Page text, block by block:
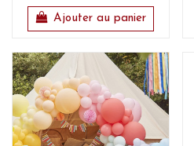
Ajouter au panier